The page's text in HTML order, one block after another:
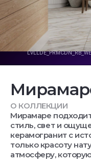
О КОЛЛЕКЦИИ
Мирамаре
стиль, свет и
керамогранит с
только красоту
атмосферу,